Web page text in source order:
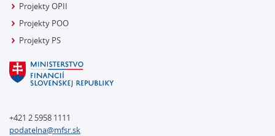
Projekty OPII
Projekty POO
Projekty PS
+421 2 5958 1111
podatelna@mfsr.sk